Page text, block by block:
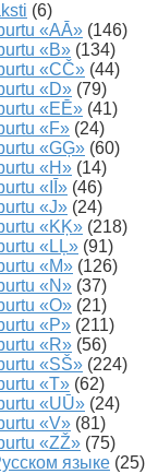
(6)
«AĀ» (146)
«B» (134)
«CČ» (44)
«D» (79)
«EĒ» (41)
«F» (24)
«GĢ» (60)
«H» (14)
«IĪ» (46)
«J» (24)
«KĶ» (218)
«LĻ» (91)
«M» (126)
«N» (37)
«O» (21)
«P» (211)
«R» (56)
«SŠ» (224)
«T» (62)
«UŪ» (24)
«V» (81)
«ZŽ» (75)
языке (25)